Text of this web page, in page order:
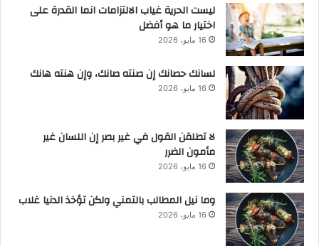
ليست الحرية غياب الالتزامات انما القدرة على
اختيار ما هو أفضل
16 مايو، 2026
لسانك حصانك إن صنته صانك، وإن هنته هانك
16 مايو، 2026
لا تطلقن القول في غير بصر إن اللسان غير
مأمون الضرر
16 مايو، 2026
وما نيل المطالب بالتمني ولكن تؤخذ الدنيا غلاب
16 مايو، 2026